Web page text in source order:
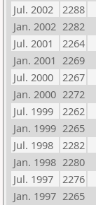
Jul. 2002
2288
Jan. 2002 2282
Jul. 2001
2264
Jan. 2001 2269
Jul. 2000
2267
Jan. 2000 2272
Jul. 1999
2262
Jan. 1999 2265
Jul. 1998
2282
Jan. 1998 2280
Jul. 1997
2276
Jan. 1997 2265